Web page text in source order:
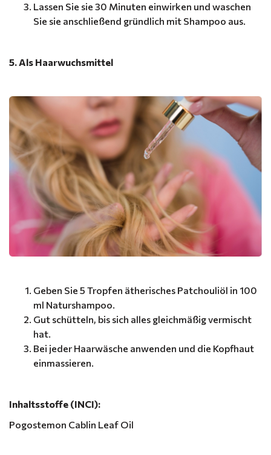
Lassen Sie sie 30 Minuten einwirken und waschen
Sie sie anschließend gründlich mit Shampoo aus.
5. Als Haarwuchsmittel
Geben Sie 5 Tropfen ätherisches Patchouliöl in 100
ml Naturshampoo.
Gut schütteln, bis sich alles gleichmäßig vermischt
hat.
Bei jeder Haarwäsche anwenden und die Kopfhaut
einmassieren.
Inhaltsstoffe (INCI):
Pogostemon Cablin Leaf Oil